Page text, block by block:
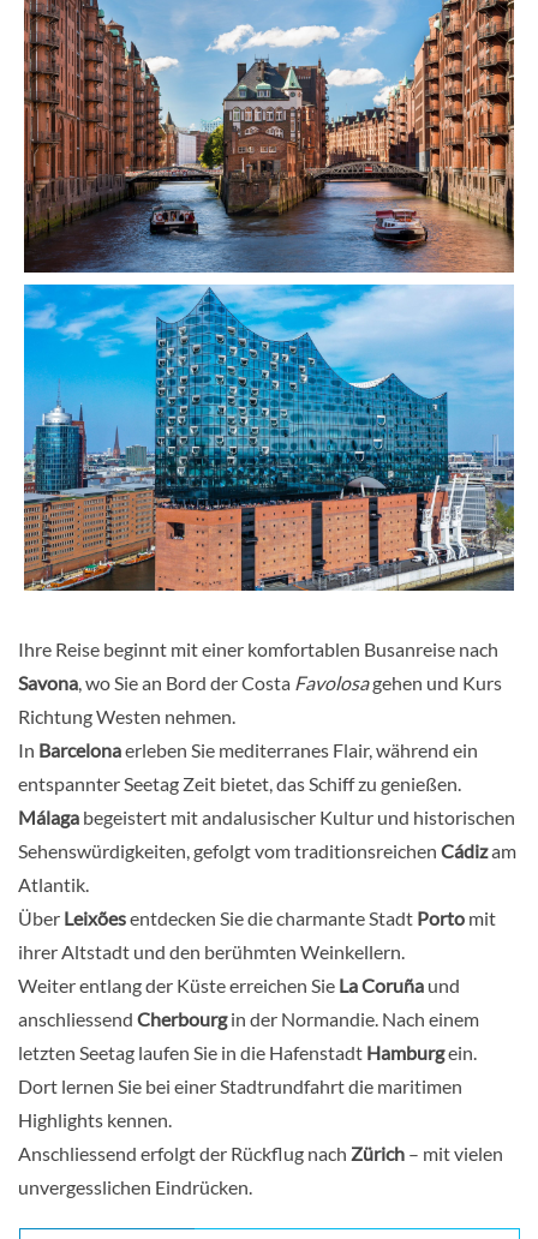
Ihre Reise beginnt mit einer komfortablen Busanreise nach
Savona, wo Sie an Bord der Costa Favolosagehen und Kurs
Richtung Westen nehmen.
In Barcelonaerleben Sie mediterranes Flair, während ein
entspannter Seetag Zeit bietet, das Schiff zu genießen.
Málaga begeistert mit andalusischer Kultur und historischen
Sehenswürdigkeiten, gefolgt vom traditionsreichen Cádizam
Atlantik.
Über Leixõesentdecken Sie die charmante Stadt Porto mit
ihrer Altstadt und den berühmten Weinkellern.
Weiter entlang der Küste erreichen Sie La Coruña und
anschliessend Cherbourgin der Normandie. Nach einem
letzten Seetag laufen Sie in die Hafenstadt Hamburgein.
Dort lernen Sie bei einer Stadtrundfahrt die maritimen
Highlights kennen.
Anschliessend erfolgt der Rückflug nach Zürich – mit vielen
unvergesslichen Eindrücken.